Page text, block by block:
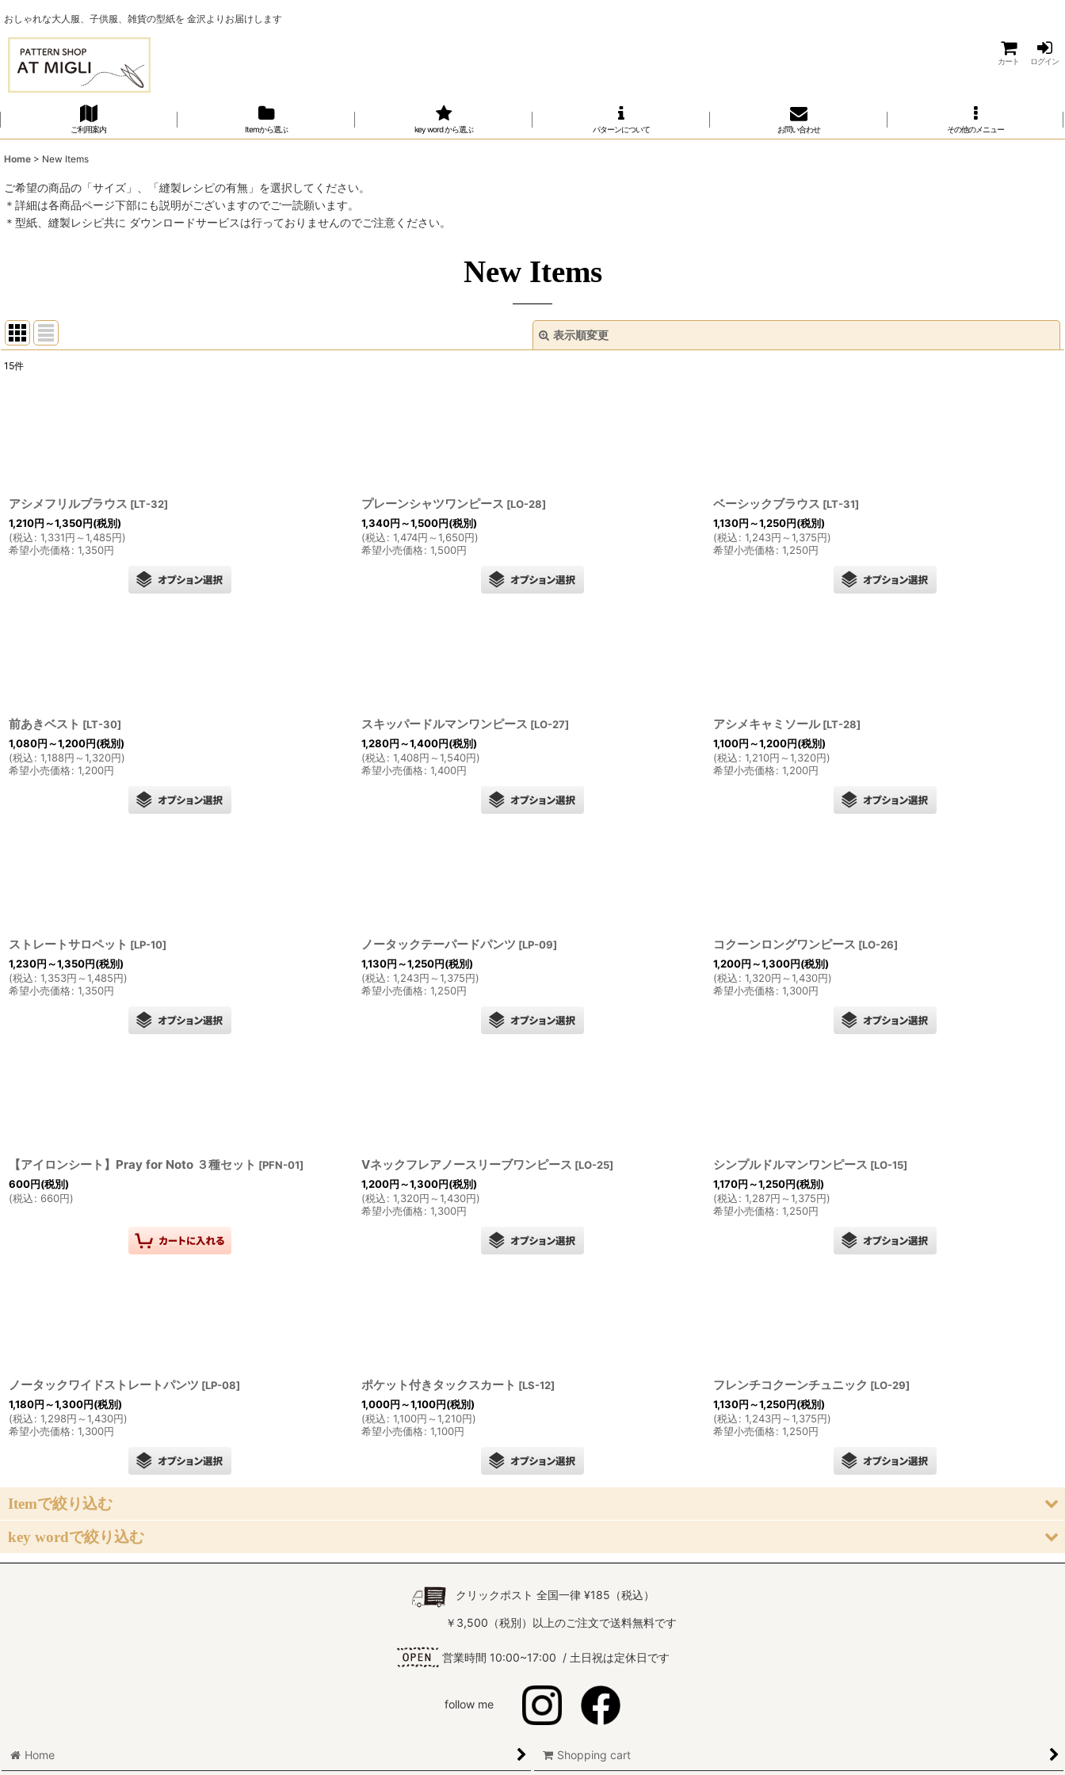
おしゃれな大人服、子供服、雑貨の型紙を 金沢よりお届けします
カート ログイン
ご利用案内 Itemから選ぶ key word から選ぶ パターンについて お問い合わせ その他のメニュー
Home > New Items
ご希望の商品の「サイズ」、「縫製レシピの有無」を選択してください。
＊詳細は各商品ページ下部にも説明がございますのでご一読願います。
＊型紙、縫製レシピ共に ダウンロードサービスは行っておりませんのでご注意ください。
New Items
表示順変更
15件
アシメフリルブラウス [LT-32]
1,210円～1,350円(税別)
(税込: 1,331円 ～1,485円)
希望小売価格: 1,350円
プレーンシャツワンピース [LO-28]
1,340円～1,500円(税別)
(税込: 1,474円 ～1,650円)
希望小売価格: 1,500円
ベーシックブラウス [LT-31]
1,130円～1,250円(税別)
(税込: 1,243円 ～1,375円)
希望小売価格: 1,250円
前あきベスト [LT-30]
1,080円～1,200円(税別)
(税込: 1,188円 ～1,320円)
希望小売価格: 1,200円
スキッパードルマンワンピース [LO-27]
1,280円～1,400円(税別)
(税込: 1,408円 ～1,540円)
希望小売価格: 1,400円
アシメキャミソール [LT-28]
1,100円～1,200円(税別)
(税込: 1,210円 ～1,320円)
希望小売価格: 1,200円
ストレートサロペット [LP-10]
1,230円～1,350円(税別)
(税込: 1,353円 ～1,485円)
希望小売価格: 1,350円
ノータックテーパードパンツ [LP-09]
1,130円～1,250円(税別)
(税込: 1,243円 ～1,375円)
希望小売価格: 1,250円
コクーンロングワンピース [LO-26]
1,200円～1,300円(税別)
(税込: 1,320円 ～1,430円)
希望小売価格: 1,300円
【アイロンシート】Pray for Noto ３種セット [PFN-01]
600円(税別)
(税込: 660円)
Vネックフレアノースリーブワンピース [LO-25]
1,200円～1,300円(税別)
(税込: 1,320円 ～1,430円)
希望小売価格: 1,300円
シンプルドルマンワンピース [LO-15]
1,170円～1,250円(税別)
(税込: 1,287円 ～1,375円)
希望小売価格: 1,250円
ノータックワイドストレートパンツ [LP-08]
1,180円～1,300円(税別)
(税込: 1,298円 ～1,430円)
希望小売価格: 1,300円
ポケット付きタックスカート [LS-12]
1,000円～1,100円(税別)
(税込: 1,100円 ～1,210円)
希望小売価格: 1,100円
フレンチコクーンチュニック [LO-29]
1,130円～1,250円(税別)
(税込: 1,243円 ～1,375円)
希望小売価格: 1,250円
Itemで絞り込む
〔型紙〕トップス
〔型紙〕追加パターン
key wordで絞り込む
親子でお揃い
クリックポスト 全国一律 ¥185（税込）
￥3,500（税別）以上のご注文で送料無料です
営業時間 10:00~17:00 / 土日祝は定休日です
follow me
Home Shopping cart